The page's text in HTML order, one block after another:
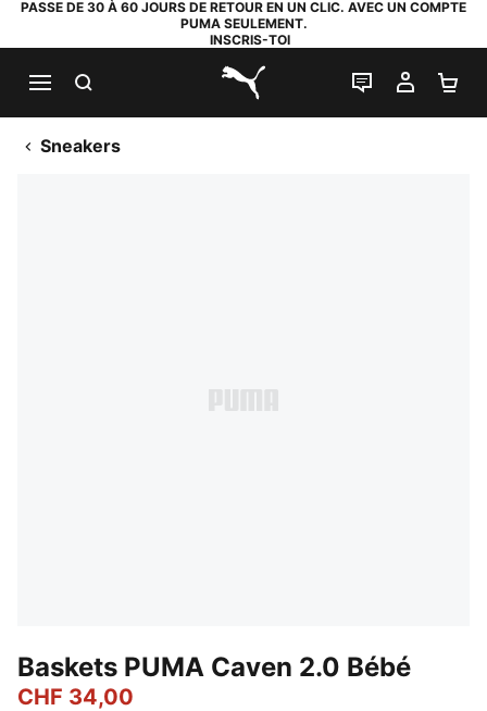
PASSE DE 30 À 60 JOURS DE RETOUR EN UN CLIC. AVEC UN COMPTE
PUMA SEULEMENT.
INSCRIS-TOI
PUMA.com
LIVE CHAT
MON
Sneakers
Baskets PUMA Caven 2.0 Bébé
CHF 34,00